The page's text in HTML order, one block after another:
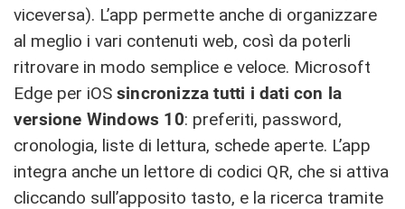
viceversa). L’app permette anche di organizzare
al meglio i vari contenuti web, così da poterli
ritrovare in modo semplice e veloce. Microsoft
Edge per iOS sincronizza tutti i dati con la
versione Windows 10: preferiti, password,
cronologia, liste di lettura, schede aperte. L’app
integra anche un lettore di codici QR, che si attiva
cliccando sull’apposito tasto, e la ricerca tramite